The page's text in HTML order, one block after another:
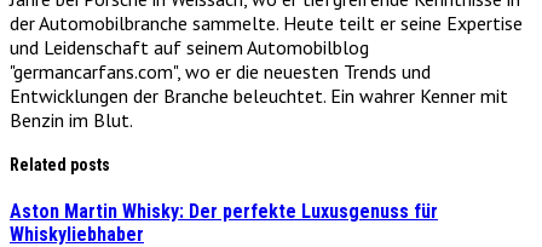
der Automobilbranche sammelte. Heute teilt er seine Expertise
und Leidenschaft auf seinem Automobilblog
"germancarfans.com", wo er die neuesten Trends und
Entwicklungen der Branche beleuchtet. Ein wahrer Kenner mit
Benzin im Blut.
Related posts
Aston Martin Whisky: Der perfekte Luxusgenuss für
Whiskyliebhaber